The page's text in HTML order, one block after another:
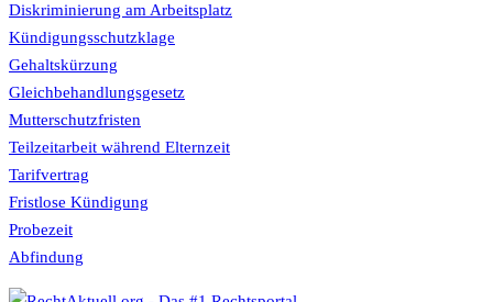
Diskriminierung am Arbeitsplatz
Kündigungsschutzklage
Gehaltskürzung
Gleichbehandlungsgesetz
Mutterschutzfristen
Teilzeitarbeit während Elternzeit
Tarifvertrag
Fristlose Kündigung
Probezeit
Abfindung